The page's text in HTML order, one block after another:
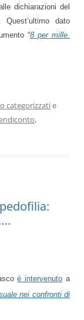
dichiarazioni del
Quest’ultimo dato
“8 per mille.
categorizzatie
,
è intervenuto a
nei confronti di